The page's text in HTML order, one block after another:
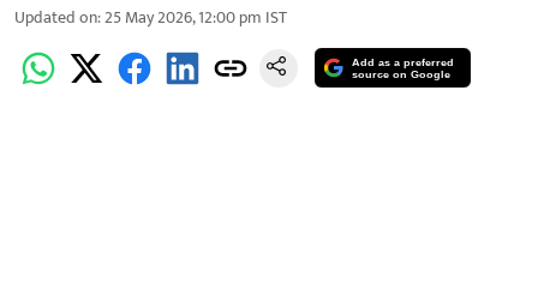
Updated on:25 May 2026, 12:00 pm IST
Add as a preferred
source on Google